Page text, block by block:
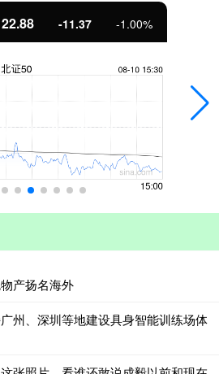
-11.37 -1.00%
产扬名海外
州、深圳等地建设具身智能训练场体